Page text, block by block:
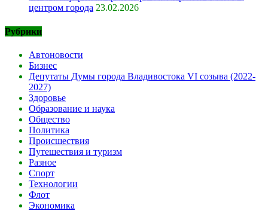
центром города 23.02.2026
Рубрики
Автоновости
Бизнес
Депутаты Думы города Владивостока VI созыва (2022-
2027)
Здоровье
Образование и наука
Общество
Политика
Происшествия
Путешествия и туризм
Разное
Спорт
Технологии
Флот
Экономика